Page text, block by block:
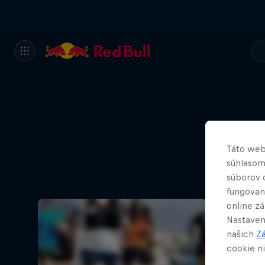
Táto
súborov
online
našich
cookie